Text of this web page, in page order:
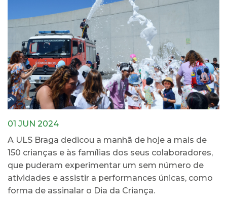
01 JUN 2024
A ULS Braga dedicou a manhã de hoje a mais de
150 crianças e às famílias dos seus colaboradores,
que puderam experimentar um sem número de
atividades e assistir a performances únicas, como
forma de assinalar o Dia da Criança.